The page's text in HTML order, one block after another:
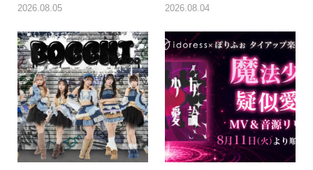
2026.08.05 2026.08.04